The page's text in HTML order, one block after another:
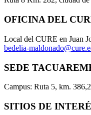
OFICINA DEL
Local del CURE en Juan
bedelia-
SEDE
Campus: Ruta 5, km.
SITIOS DE